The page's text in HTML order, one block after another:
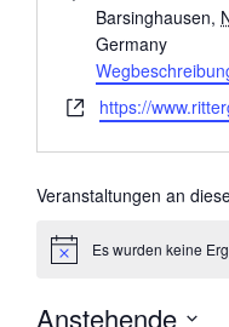
s
s
e
Barsinghausen,
Germany
W
b
i
t
https://
Veranstaltungen an
H
w
Es wurden keine
Anstehende